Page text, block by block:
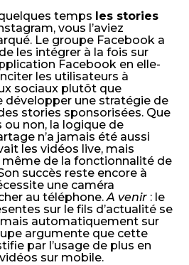
temps les stories
vous l’aviez
Le groupe Facebook a
les intégrer à la fois sur
Facebook en elle-
les utilisateurs à
sociaux plutôt que
développer une stratégie de
stories sponsorisées. Que
non, la logique de
n’a jamais été aussi
les vidéos live, mais
même de la fonctionnalité de
succès reste encore à
une caméra
au téléphone.A venir : le
sur le fils d’actualité se
automatiquement sur
argumente que cette
par l’usage de plus en
sur mobile.